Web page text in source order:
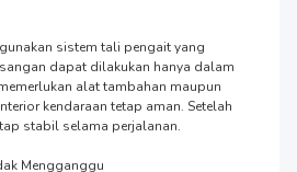
dapat dilakukan hanya dalam
alat tambahan maupun
kendaraan tetap aman. Setelah
stabil selama perjalanan.
Mengganggu